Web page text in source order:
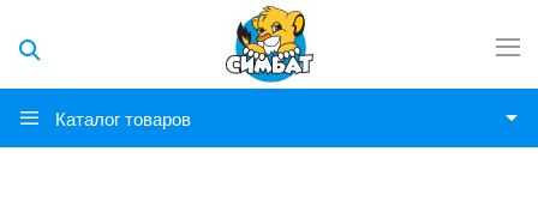
Каталог товаров